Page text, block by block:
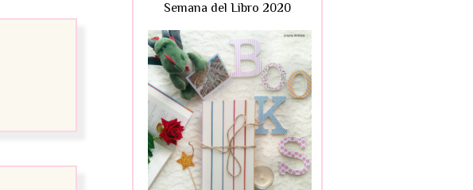
Semana del Libro 2020